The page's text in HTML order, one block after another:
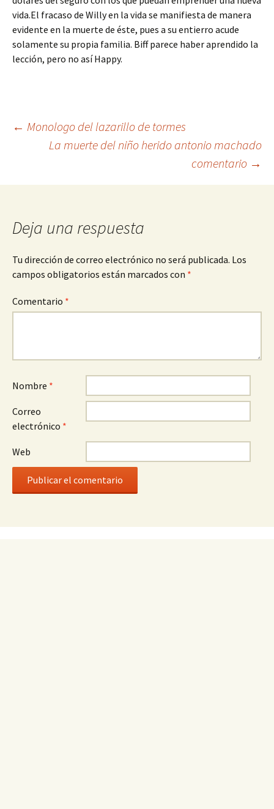
vida.El fracaso de Willy en la vida se manifiesta de manera
evidente en la muerte de éste, pues a su entierro acude
solamente su propia familia. Biff parece haber aprendido la
lección, pero no así Happy.
Navegación
← Monologo del lazarillo de tormes
La muerte del niño herido antonio machado
comentario →
Deja una respuesta
Tu dirección de correo electrónico no será publicada. Los
campos obligatorios están marcados con *
Comentario *
Nombre *
Correo
electrónico *
Web